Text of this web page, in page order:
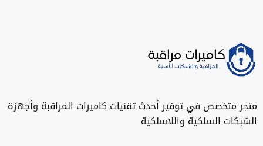
متجر متخصص في توفير أحدث تقنيات كاميرات المراقبة وأجهزة
الشبكات السلكية واللاسلكية